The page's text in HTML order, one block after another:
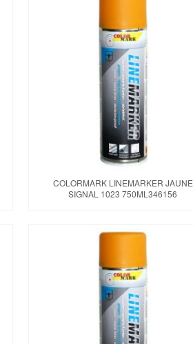
COLORMARK LINEMARKER JAUNE
SIGNAL 1023 750ML346156